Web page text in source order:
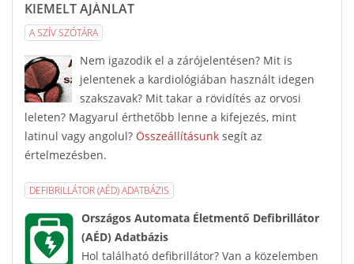
KIEMELT AJÁNLAT
A SZÍV SZÓTÁRA
Nem igazodik el a zárójelentésen? Mit is
jelentenek a kardiológiában használt idegen
szakszavak? Mit takar a rövidítés az orvosi
leleten? Magyarul érthetőbb lenne a kifejezés, mint
latinul vagy angolul? Összeállításunk segít az
értelmezésben.
DEFIBRILLÁTOR (AÉD) ADATBÁZIS
Országos Automata Életmentő Defibrillátor
(AÉD) Adatbázis
Hol található defibrillátor? Van a közelemben